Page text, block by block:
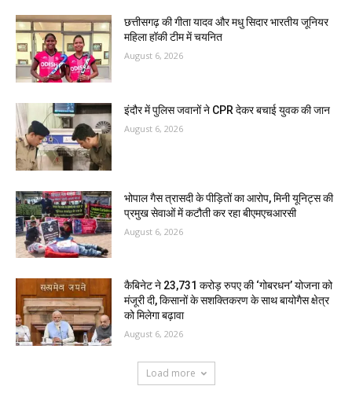
छत्तीसगढ़ की गीता यादव और मधु सिदार भारतीय जूनियर
महिला हॉकी टीम में चयनित
August 6, 2026
इंदौर में पुलिस जवानों ने CPR देकर बचाई युवक की जान
August 6, 2026
भोपाल गैस त्रासदी के पीड़ितों का आरोप, मिनी यूनिट्स की
प्रमुख सेवाओं में कटौती कर रहा बीएमएचआरसी
August 6, 2026
कैबिनेट ने 23,731 करोड़ रुपए की ‘गोबरधन’ योजना को
मंजूरी दी, किसानों के सशक्तिकरण के साथ बायोगैस क्षेत्र
को मिलेगा बढ़ावा
August 6, 2026
Load more